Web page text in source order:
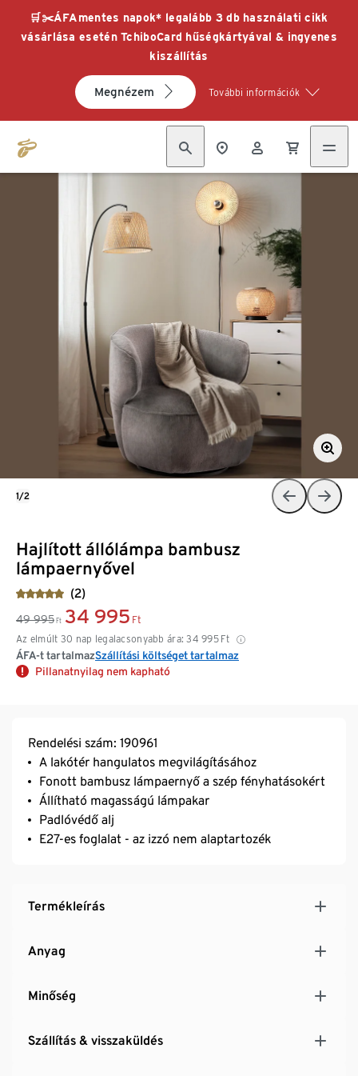
🛒✂️ÁFAmentes napok* legalább 3 db használati cikk
vásárlása esetén TchiboCard hűségkártyával & ingyenes
kiszállítás
Megnézem További információk
Hajlított állólámpa bambusz
lámpaernyővel
(2)
49 995 Ft 34 995 Ft
Az elmúlt 30 nap legalacsonyabb ára: 34 995 Ft
ÁFA-t tartalmazSzállítási költséget tartalmaz
Pillanatnyilag nem kapható
1/2
Rendelési szám: 190961
A lakótér hangulatos megvilágításához
Fonott bambusz lámpaernyő a szép fényhatásokért
Állítható magasságú lámpakar
Padlóvédő alj
E27-es foglalat - az izzó nem alaptartozék
Termékleírás
Anyag
Minőség
Szállítás & visszaküldés